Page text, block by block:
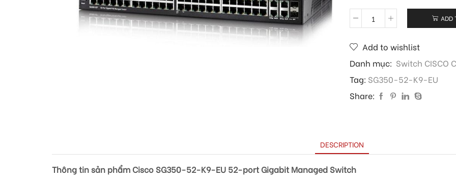
ADD
Add to wishlist
Danh mục: Switch CISCO
Tag: SG350-52-K9-EU
Share:
DESCRIPTION
Thông tin sản phẩm Cisco SG350-52-K9-EU 52-port Gigabit Managed Switch